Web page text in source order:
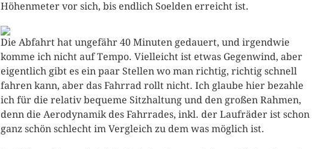
Höhenmeter vor sich, bis endlich Soelden erreicht ist.
Die Abfahrt hat ungefähr 40 Minuten gedauert, und irgendwie
komme ich nicht auf Tempo. Vielleicht ist etwas Gegenwind, aber
eigentlich gibt es ein paar Stellen wo man richtig, richtig schnell
fahren kann, aber das Fahrrad rollt nicht. Ich glaube hier bezahle
ich für die relativ bequeme Sitzhaltung und den großen Rahmen,
denn die Aerodynamik des Fahrrades, inkl. der Laufräder ist schon
ganz schön schlecht im Vergleich zu dem was möglich ist.